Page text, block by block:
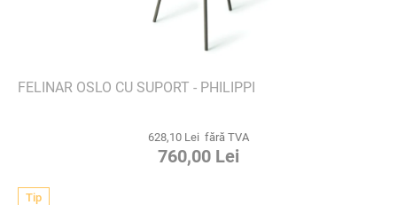
FELINAR OSLO CU SUPORT - PHILIPPI
628,10 Lei fără TVA
760,00 Lei
Tip